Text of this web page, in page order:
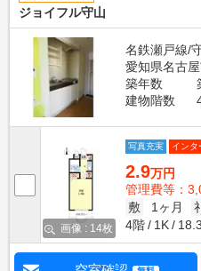
ジョイフル守山
名鉄瀬戸線/
愛知県名古
築年数
建物階数
画像 : 14枚
写真充実 インタ
2.9万円
管理費等：
敷
1ヶ月
4階
1K